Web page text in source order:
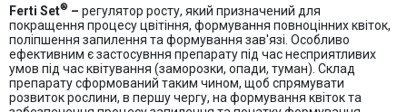
Ferti Set® – регулятор росту, який призначений для
покращення процесу цвітіння, формування повноцінних квіток,
поліпшення запилення та формування зав'язі. Особливо
ефективним є застосувння препарату під час несприятливих
умов під час квітування (заморозки, опади, туман). Склад
препарату сформований таким чином, щоб спрямувати
розвиток рослини, в першу чергу, на формування квіток та